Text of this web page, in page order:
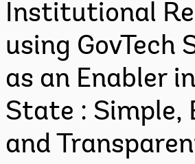
Institutional
using GovTech
as an Enabler
State : Simple,
and